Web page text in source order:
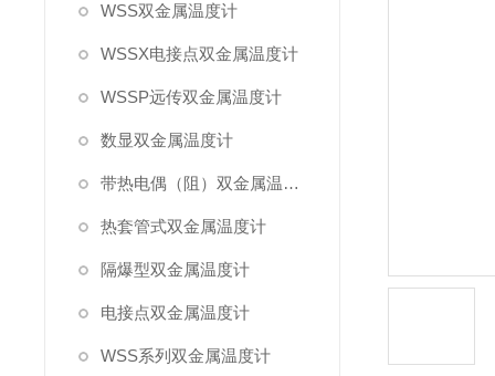
WSS双金属温度计
WSSX电接点双金属温度计
WSSP远传双金属温度计
数显双金属温度计
带热电偶（阻）双金属温度计
热套管式双金属温度计
隔爆型双金属温度计
电接点双金属温度计
WSS系列双金属温度计